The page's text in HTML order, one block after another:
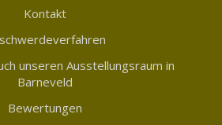
Kontakt
unseren Ausstellungsraum in
Barneveld
Bewertungen